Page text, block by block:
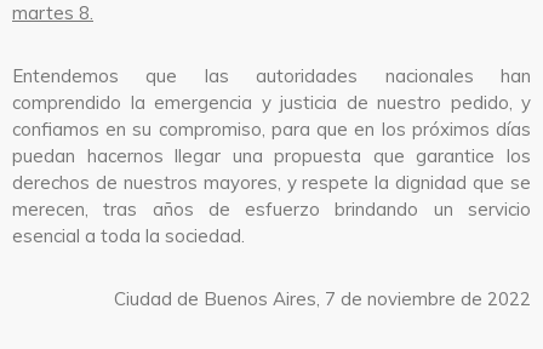
martes 8.
Entendemos que las autoridades nacionales han
comprendido la emergencia y justicia de nuestro pedido, y
confiamos en su compromiso, para que en los próximos días
puedan hacernos llegar una propuesta que garantice los
derechos de nuestros mayores, y respete la dignidad que se
merecen, tras años de esfuerzo brindando un servicio
esencial a toda la sociedad.
Ciudad de Buenos Aires, 7 de noviembre de 2022